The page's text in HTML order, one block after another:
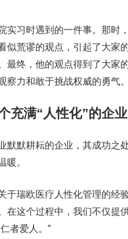
实习时遇到的一件事。那时
似荒谬的观点，引起了大家
最终，他的观点得到了大家
察力和敢于挑战权威的勇气。
充满“人性化”的企业
默默耕耘的企业，其成功之
暖。
于瑞欧医疗人性化管理的经
在这个过程中，我们不仅提
者爱人。”